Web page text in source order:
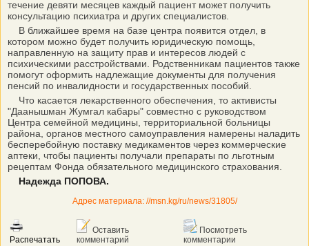
течение девяти месяцев каждый пациент может получить
консультацию психиатра и других специалистов.
В ближайшее время на базе центра появится отдел, в
котором можно будет получить юридическую помощь,
направленную на защиту прав и интересов людей с
психическими расстройствами. Родственникам пациентов также
помогут оформить надлежащие документы для получения
пенсий по инвалидности и государственных пособий.
Что касается лекарственного обеспечения, то активисты
"Даанышман Жумгал кабары" совместно с руководством
Центра семейной медицины, территориальной больницы
района, органов местного самоуправления намерены наладить
бесперебойную поставку медикаментов через коммерческие
аптеки, чтобы пациенты получали препараты по льготным
рецептам Фонда обязательного медицинского страхования.
Надежда ПОПОВА.
Адрес материала: //msn.kg/ru/news/31805/
Распечатать
Оставить
комментарий
Посмотреть
комментарии